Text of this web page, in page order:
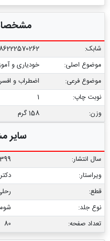
شابک:
موضوع اصلی:
خودیاری و
موضوع فرعی:
اضطراب و
نوبت چاپ:
1
وزن:
158 گرم
سایر
سال انتشار:
ویراستار:
قطع:
نوع جلد:
تعداد صفحه:
80